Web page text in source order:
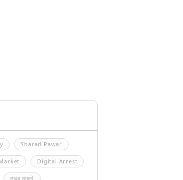
Sharad Pawar
Digital Arrest
उद्धव ठाकरे